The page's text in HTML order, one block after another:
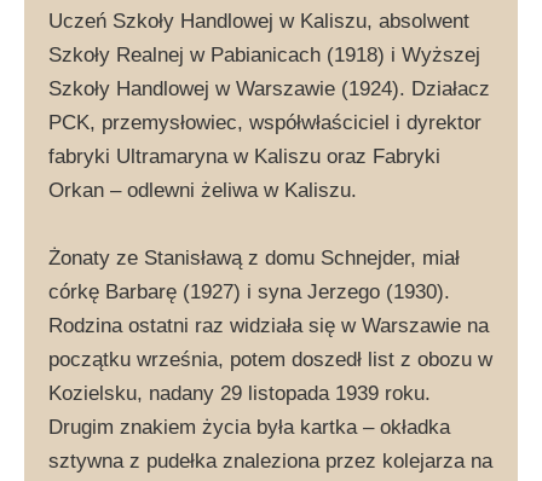
Uczeń Szkoły Handlowej w Kaliszu, absolwent
Szkoły Realnej w Pabianicach (1918) i Wyższej
Szkoły Handlowej w Warszawie (1924). Działacz
PCK, przemysłowiec, współwłaściciel i dyrektor
fabryki Ultramaryna w Kaliszu oraz Fabryki
Orkan – odlewni żeliwa w Kaliszu.
Żonaty ze Stanisławą z domu Schnejder, miał
córkę Barbarę (1927) i syna Jerzego (1930).
Rodzina ostatni raz widziała się w Warszawie na
początku września, potem doszedł list z obozu w
Kozielsku, nadany 29 listopada 1939 roku.
Drugim znakiem życia była kartka – okładka
sztywna z pudełka znaleziona przez kolejarza na